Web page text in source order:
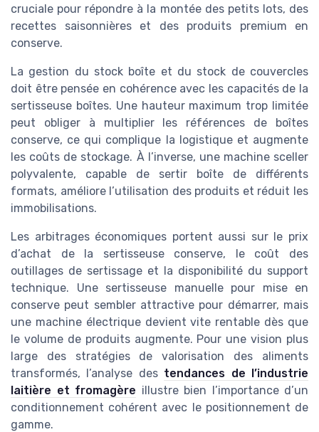
cruciale pour répondre à la montée des petits lots, des
recettes saisonnières et des produits premium en
conserve.
La gestion du stock boîte et du stock de couvercles
doit être pensée en cohérence avec les capacités de la
sertisseuse boîtes. Une hauteur maximum trop limitée
peut obliger à multiplier les références de boîtes
conserve, ce qui complique la logistique et augmente
les coûts de stockage. À l’inverse, une machine sceller
polyvalente, capable de sertir boîte de différents
formats, améliore l’utilisation des produits et réduit les
immobilisations.
Les arbitrages économiques portent aussi sur le prix
d’achat de la sertisseuse conserve, le coût des
outillages de sertissage et la disponibilité du support
technique. Une sertisseuse manuelle pour mise en
conserve peut sembler attractive pour démarrer, mais
une machine électrique devient vite rentable dès que
le volume de produits augmente. Pour une vision plus
large des stratégies de valorisation des aliments
transformés, l’analyse des tendances de l’industrie
laitière et fromagère illustre bien l’importance d’un
conditionnement cohérent avec le positionnement de
gamme.